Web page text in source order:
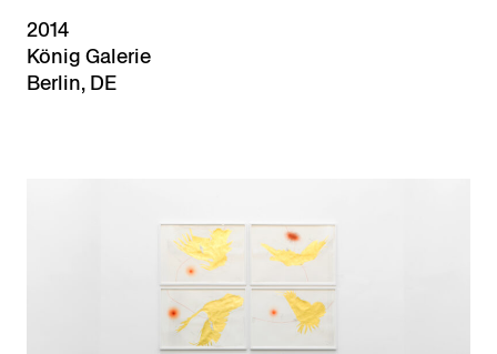
2014
König Galerie
Berlin, DE